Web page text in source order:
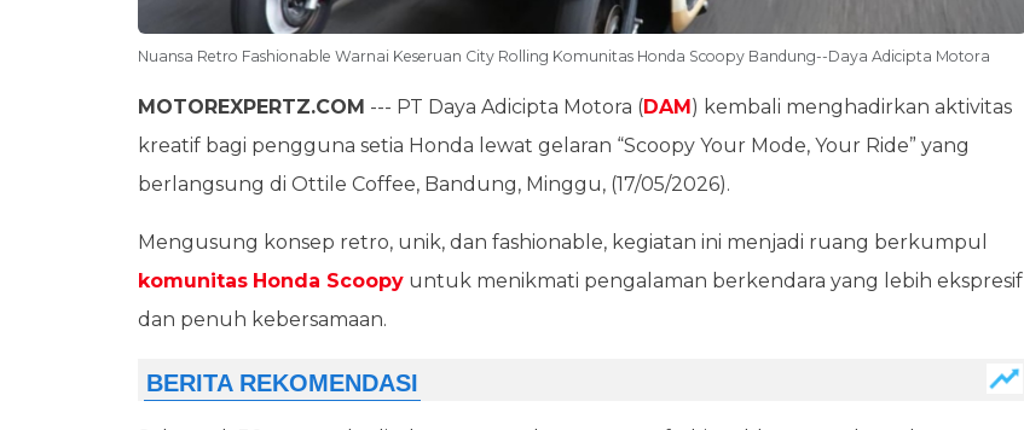
Nuansa Retro Fashionable Warnai Keseruan City Rolling Komunitas Honda Scoopy Bandung--Daya Adicipta Motora
MOTOREXPERTZ.COM --- PT Daya Adicipta Motora (DAM) kembali menghadirkan aktivitas
kreatif bagi pengguna setia Honda lewat gelaran “Scoopy Your Mode, Your Ride” yang
berlangsung di Ottile Coffee, Bandung, Minggu, (17/05/2026).
Mengusung konsep retro, unik, dan fashionable, kegiatan ini menjadi ruang berkumpul
komunitas Honda Scoopy untuk menikmati pengalaman berkendara yang lebih ekspresif
dan penuh kebersamaan.